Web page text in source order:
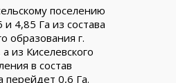
поселению
4,85 Га из состава
образования г.
из Киселевского
в состав
перейдет 0,6 Га.